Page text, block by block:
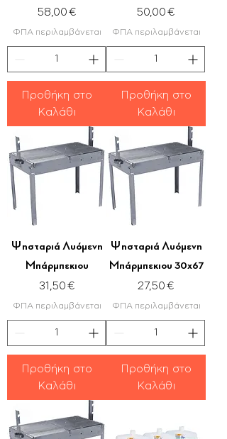
Τιμή
58,00 €
ΦΠΑ περιλαμβάνεται
Προθήκη στο
Καλάθι
Τιμή
50,00 €
ΦΠΑ περιλαμβάνεται
Προθήκη στο
Καλάθι
Ψησταριά Λυόμενη
Μπάρμπεκιου
Τιμή
31,50 €
ΦΠΑ περιλαμβάνεται
Προθήκη στο
Καλάθι
Ψησταριά Λυόμενη
Μπάρμπεκιου 30x67
Τιμή
27,50 €
ΦΠΑ περιλαμβάνεται
Προθήκη στο
Καλάθι